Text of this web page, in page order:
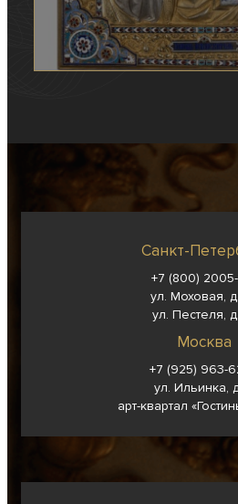
Санкт-
+7 (800)
ул. Моховая,
ул. Пестеля,
Москва
+7 (925) 963-
ул. Ильинка,
арт-квартал